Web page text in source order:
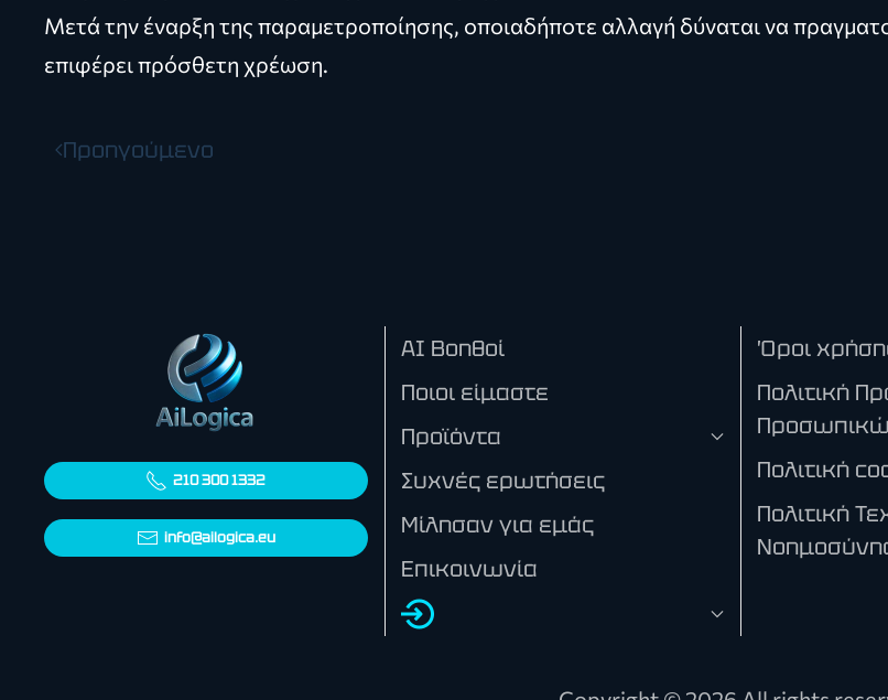
Μετά την έναρξη της παραμετροποίησης, οποιαδήποτε αλλαγή δύναται να
επιφέρει πρόσθετη χρέωση.
Προηγούμενο
210 300 1332
info@ailogica.eu
AI Βοηθοί
Ποιοι είμαστε
Προϊόντα
Συχνές ερωτήσεις
Μίλησαν για εμάς
Επικοινωνία
Όροι
Πολιτική
Πολιτική
Πολιτική